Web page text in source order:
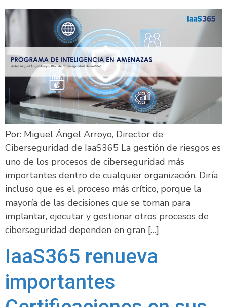
Por: Miguel Ángel Arroyo, Director de
Ciberseguridad de IaaS365 La gestión de riesgos es
uno de los procesos de ciberseguridad más
importantes dentro de cualquier organización. Diría
incluso que es el proceso más crítico, porque la
mayoría de las decisiones que se toman para
implantar, ejecutar y gestionar otros procesos de
ciberseguridad dependen en gran […]
IaaS365 renueva
importantes